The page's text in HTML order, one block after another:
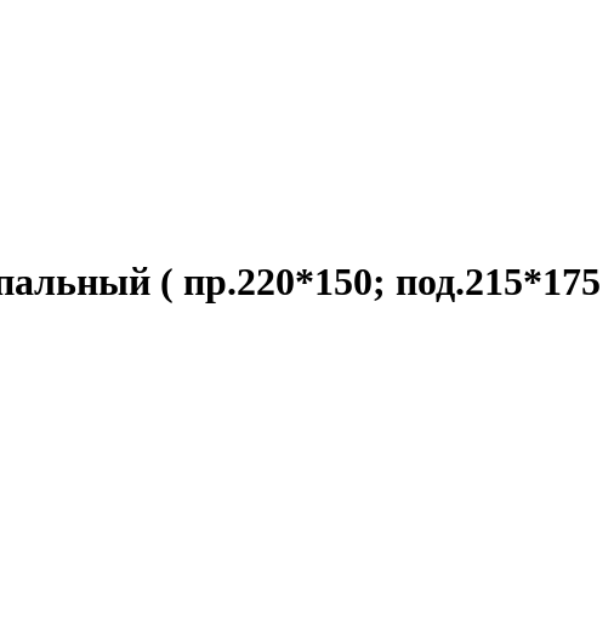
( пр.220*150; под.215*175